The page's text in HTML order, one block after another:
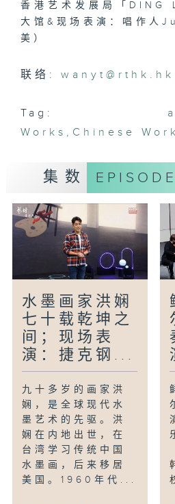
香港艺术发展局「DING
大馆&现场表演：唱作人
美）
联络:wanyt@rthk.hk
Tag:
Works , Chinese
集数
水墨画家洪娴
七十载乾坤之
间；现场表
演：捷克钢...
九十多岁的画家洪
娴，是全球现代水
墨艺术的先驱。洪
娴在内地出世，在
台湾学习传统中国
水墨画，后来移居
美国。1960年代...